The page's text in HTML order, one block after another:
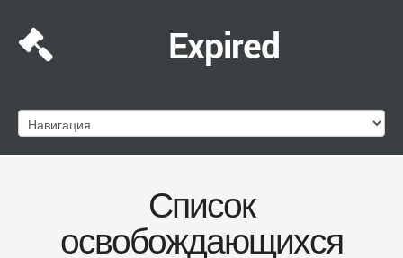
Expired
Список
освобождающихся